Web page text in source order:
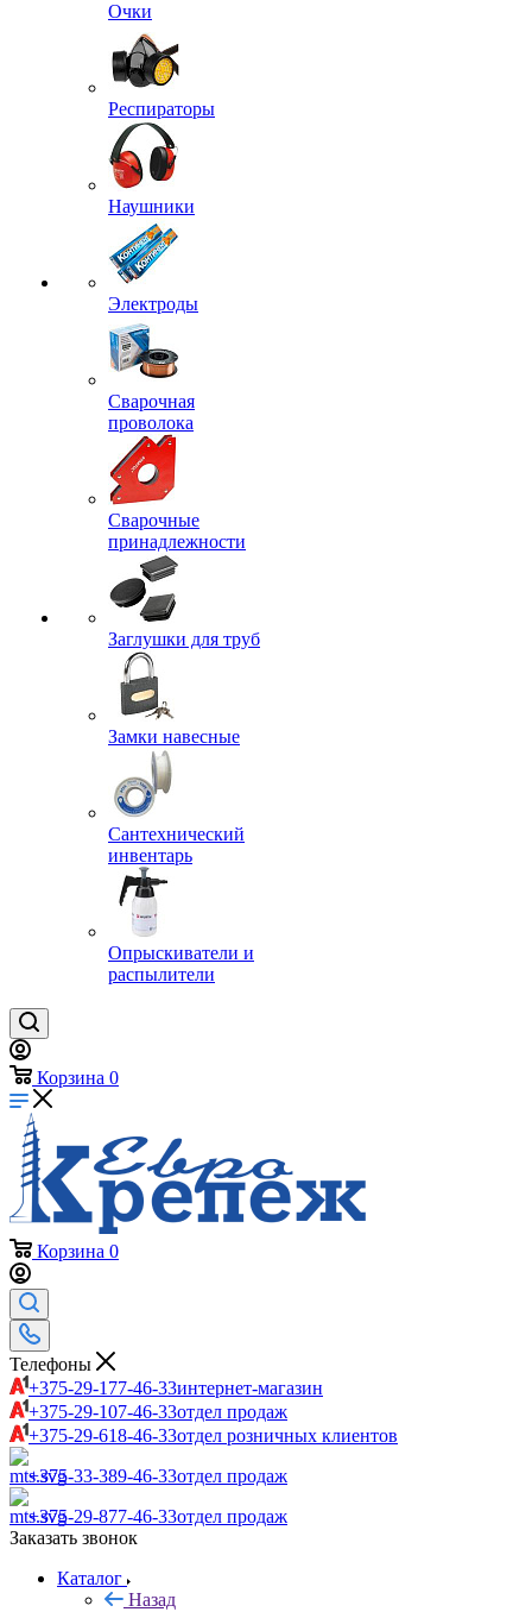
Очки
Респираторы
Наушники
Электроды
Сварочная
проволока
Сварочные
принадлежности
Заглушки для труб
Замки навесные
Сантехнический
инвентарь
Опрыскиватели и
распылители
Корзина 0
Корзина 0
Телефоны
+375-29-177-46-33интернет-магазин
+375-29-107-46-33отдел продаж
+375-29-618-46-33отдел розничных клиентов
+375-33-389-46-33отдел продаж
+375-29-877-46-33отдел продаж
Заказать звонок
Каталог
Назад